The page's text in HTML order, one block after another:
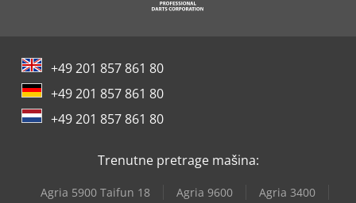
+49 201 857 861 80
+49 201 857 861 80
+49 201 857 861 80
Trenutne pretrage mašina:
Agria 5900 Taifun 18 Agria 9600
Agria 3400